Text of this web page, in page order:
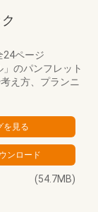
24ページ
のパンフレット
え方、プランニ
(54.7MB)